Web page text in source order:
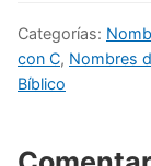
Categorías:
con C, Nombres
Bíblico